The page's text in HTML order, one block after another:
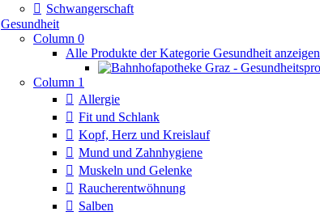
Schwangerschaft
Gesundheit
Column 0
Alle Produkte der Kategorie Gesundheit anzeigen
Column 1
Allergie
Fit und Schlank
Kopf, Herz und Kreislauf
Mund und Zahnhygiene
Muskeln und Gelenke
Raucherentwöhnung
Salben